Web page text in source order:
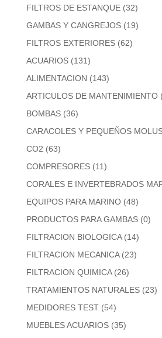
FILTROS DE ESTANQUE (32)
GAMBAS Y CANGREJOS (19)
FILTROS EXTERIORES (62)
ACUARIOS (131)
ALIMENTACION (143)
ARTICULOS DE MANTENIMIENTO
BOMBAS (36)
CARACOLES Y PEQUEÑOS
CO2 (63)
COMPRESORES (11)
CORALES E INVERTEBRADOS
EQUIPOS PARA MARINO (48)
PRODUCTOS PARA GAMBAS (0)
FILTRACION BIOLOGICA (14)
FILTRACION MECANICA (23)
FILTRACION QUIMICA (26)
TRATAMIENTOS NATURALES (23)
MEDIDORES TEST (54)
MUEBLES ACUARIOS (35)